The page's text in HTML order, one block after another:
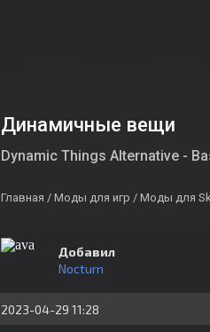
Динамичные вещи
Dynamic Things Alternative -
Главная / Моды для игр / Моды для
Добавил
Nocturn
2023-04-29 11:28